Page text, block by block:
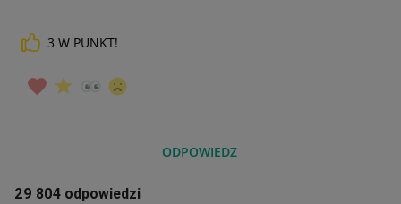
3 W PUNKT!
ODPOWIEDZ
29 804 odpowiedzi